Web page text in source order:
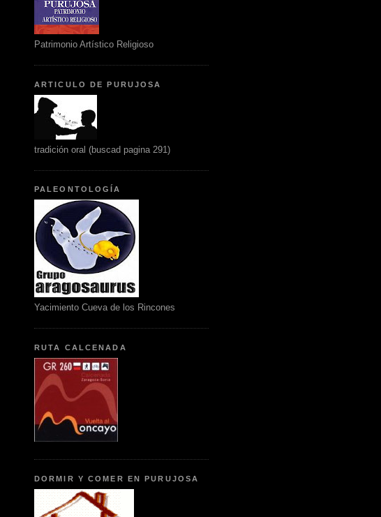
Patrimonio Artístico Religioso
ARTICULO DE PURUJOSA
tradición oral (buscad pagina 291)
PALEONTOLOGÍA
Yacimiento Cueva de los Rincones
RUTA CALCENADA
DORMIR Y COMER EN PURUJOSA